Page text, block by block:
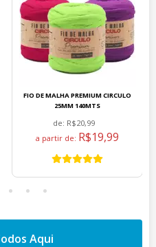
FIO DE MALHA PREMIUM CIRCULO
25MM 140MTS
de: R$20,99
a partir de: R$19,99
Aqui